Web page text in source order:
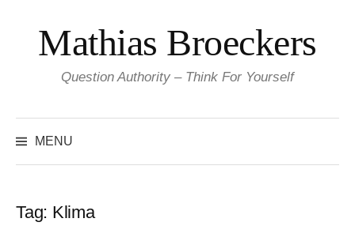
content
Mathias Broeckers
Question Authority – Think For Yourself
MENU
Tag: Klima